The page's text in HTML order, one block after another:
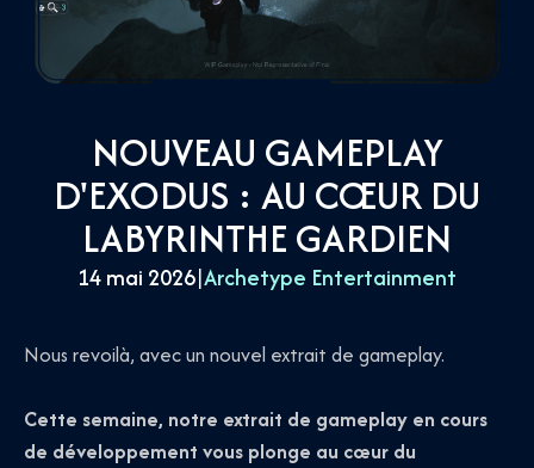
NOUVEAU GAMEPLAY
D'EXODUS : AU CŒUR DU
LABYRINTHE GARDIEN
14 mai 2026|Archetype Entertainment
Nous revoilà, avec un nouvel extrait de gameplay.
Cette semaine, notre extrait de gameplay en cours
de développement vous plonge au cœur du